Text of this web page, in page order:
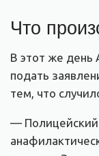
Что
В этот же день
подать
тем, что
— Полицейский